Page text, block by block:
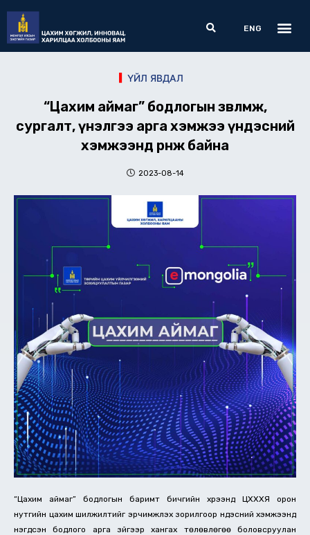
content
Search
ENG
ҮЙЛ ЯВДАЛ
“Цахим аймаг” бодлогын зөвлөмж,
сургалт, үнэлгээ арга хэмжээ үндэсний
хэмжээнд өрнөж байна
2023-08-14
“Цахим аймаг” бодлогын баримт бичгийн хүрээнд ЦХХХЯ орон
нутгийн цахим шилжилтийг эрчимжүүлэх зорилгоор үндэсний хэмжээнд
нэгдсэн бодлого арга зүйгээр хангах төлөвлөгөө боловсруулан